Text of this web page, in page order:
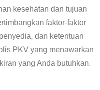
kesehatan dan tujuan
faktor-faktor
dan ketentuan
PKV yang menawarkan
yang Anda butuhkan.